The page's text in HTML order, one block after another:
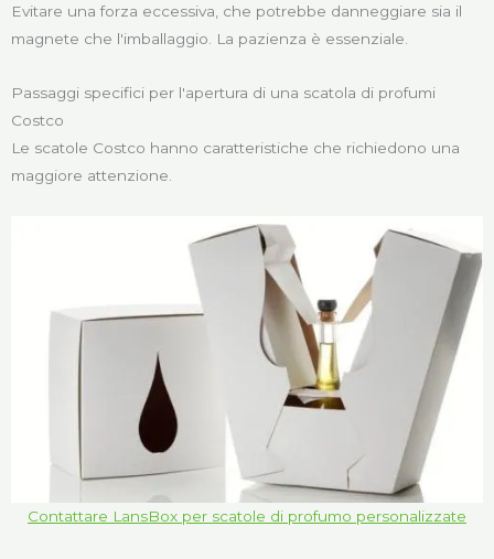
Evitare una forza eccessiva, che potrebbe danneggiare sia il
magnete che l'imballaggio. La pazienza è essenziale.
Passaggi specifici per l'apertura di una scatola di profumi
Costco
Le scatole Costco hanno caratteristiche che richiedono una
maggiore attenzione.
Contattare LansBox per scatole di profumo personalizzate